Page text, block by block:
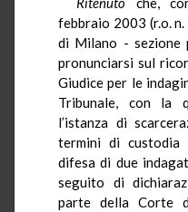
febbraio 2003 (r.o.
di Milano - sezione
pronunciarsi sul
Giudice per le
Tribunale, con la
l’istanza di
termini di custodia
difesa di due
seguito di
parte della Corte